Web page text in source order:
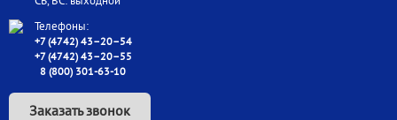
Телефоны:
+7 (4742) 43–20–54
+7 (4742) 43–20–55
8 (800) 301-63-10
Заказать звонок